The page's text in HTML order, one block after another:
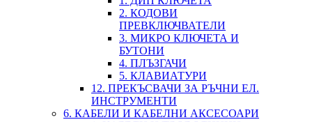
2. КОДОВИ
ПРЕВКЛЮЧВАТЕЛИ
3. МИКРО КЛЮЧЕТА И
БУТОНИ
4. ПЛЪЗГАЧИ
5. КЛАВИАТУРИ
12. ПРЕКЪСВАЧИ ЗА РЪЧНИ ЕЛ.
ИНСТРУМЕНТИ
6. КАБЕЛИ И КАБЕЛНИ АКСЕСОАРИ